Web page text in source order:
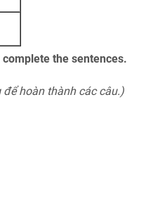
the sentences.
hoàn thành các câu.)